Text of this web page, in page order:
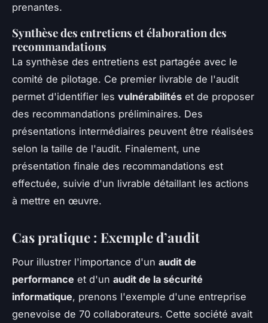
prenantes.
Synthèse des entretiens et élaboration des
recommandations
La synthèse des entretiens est partagée avec le
comité de pilotage. Ce premier livrable de l'audit
permet d'identifier les vulnérabilités et de proposer
des recommandations préliminaires. Des
présentations intermédiaires peuvent être réalisées
selon la taille de l'audit. Finalement, une
présentation finale des recommandations est
effectuée, suivie d'un livrable détaillant les actions
à mettre en œuvre.
Cas pratique : Exemple d’audit
Pour illustrer l'importance d'un audit de
performance et d'un audit de la sécurité
informatique, prenons l'exemple d'une entreprise
genevoise de 70 collaborateurs. Cette société avait